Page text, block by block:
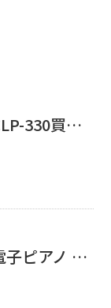
YAMAHA CLP-330買取しました！
YAMAHA 電子ピアノ P-85買取いたしました！